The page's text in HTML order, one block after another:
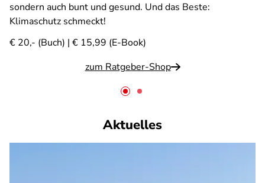
sondern auch bunt und gesund. Und das Beste:
Klimaschutz schmeckt!
€ 20,- (Buch) | € 15,99 (E-Book)
zum Ratgeber-Shop
Aktuelles